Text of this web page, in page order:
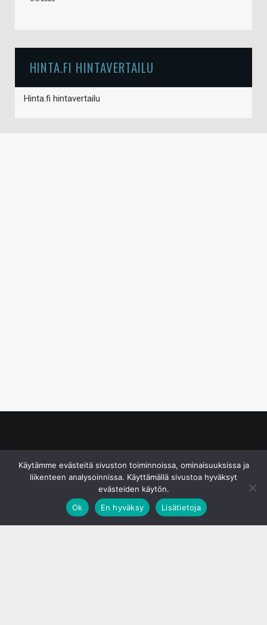
HINTA.FI HINTAVERTAILU
Hinta.fi hintavertailu
Käytämme evästeitä sivuston toiminnoissa, ominaisuuksissa ja
liikenteen analysoinnissa. Käyttämällä sivustoa hyväksyt
evästeiden käytön.
Ok
En hyväksy Lisätietoja